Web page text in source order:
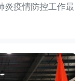
炎疫情防控工作最